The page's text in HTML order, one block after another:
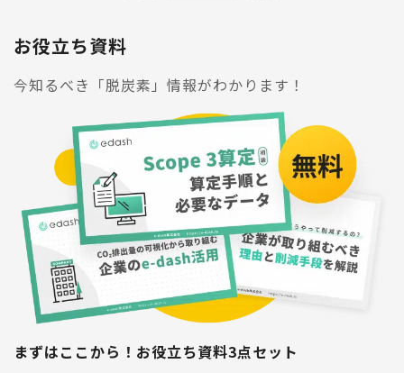
お役立ち資料
今知るべき「脱炭素」情報がわかります！
まずはここから！お役立ち資料3点セット